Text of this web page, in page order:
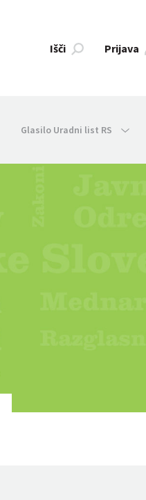
Išči Prijava
Glasilo Uradni list RS